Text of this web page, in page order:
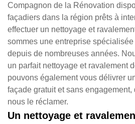
Compagnon de la Rénovation
façadiers dans la région prêts à
effectuer un nettoyage et
sommes une entreprise
depuis de nombreuses années.
un parfait nettoyage et ravalement
pouvons également vous délivrer
façade gratuit et sans engagement,
nous le réclamer.
Un nettoyage et